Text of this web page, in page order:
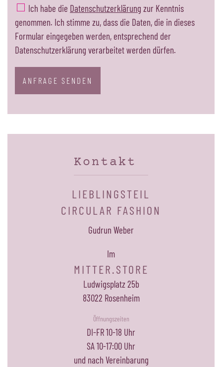
Ich habe die Datenschutzerklärung zur Kenntnis
genommen. Ich stimme zu, dass die Daten, die in dieses
Formular eingegeben werden, entsprechend der
Datenschutzerklärung verarbeitet werden dürfen.
ANFRAGE SENDEN
Kontakt
LIEBLINGSTEIL
CIRCULAR FASHION
Gudrun Weber
Im
MITTER.STORE
Ludwigsplatz 25b
83022 Rosenheim
Öffnungszeiten
DI-FR 10-18 Uhr
SA 10-17:00 Uhr
und nach Vereinbarung